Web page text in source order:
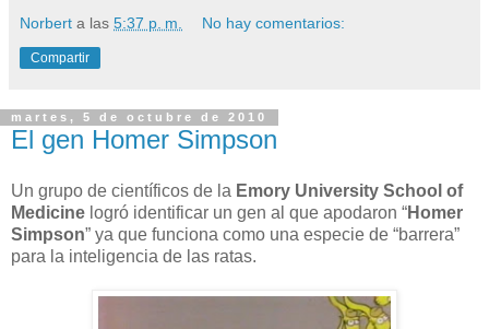
Norbert a las 5:37 p. m. No hay comentarios:
Compartir
martes, 5 de octubre de 2010
El gen Homer Simpson
Un grupo de científicos de la Emory University School of
Medicine logró identificar un gen al que apodaron “Homer
Simpson” ya que funciona como una especie de “barrera”
para la inteligencia de las ratas.